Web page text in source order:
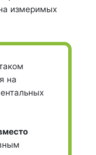
измеримых
на